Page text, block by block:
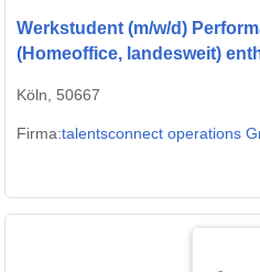
Werkstudent (m/w/d)
(Homeoffice, landesweit)
Köln, 50667
Firma:talentsconnect operations